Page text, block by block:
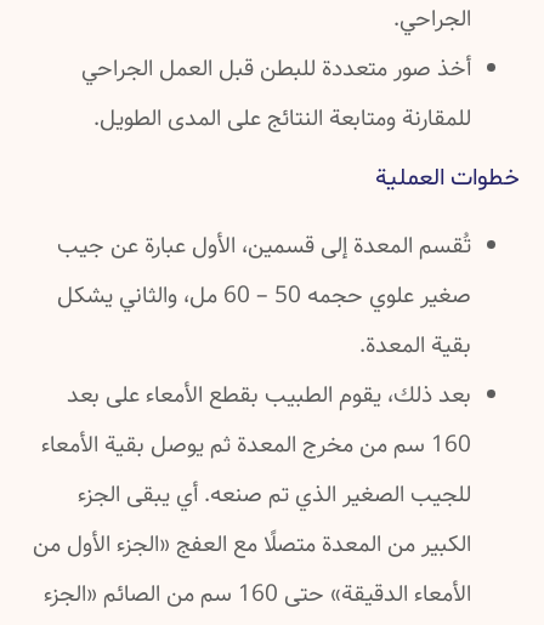
الجراحي.
أخذ صور متعددة للبطن قبل العمل الجراحي
للمقارنة ومتابعة النتائج على المدى الطويل.
خطوات العملية
تُقسم المعدة إلى قسمين، الأول عبارة عن جيب
صغير علوي حجمه 50 – 60 مل، والثاني يشكل
بقية المعدة.
بعد ذلك، يقوم الطبيب بقطع الأمعاء على بعد
160 سم من مخرج المعدة ثم يوصل بقية الأمعاء
للجيب الصغير الذي تم صنعه. أي يبقى الجزء
الكبير من المعدة متصلًا مع العفج «الجزء الأول من
الأمعاء الدقيقة» حتى 160 سم من الصائم «الجزء